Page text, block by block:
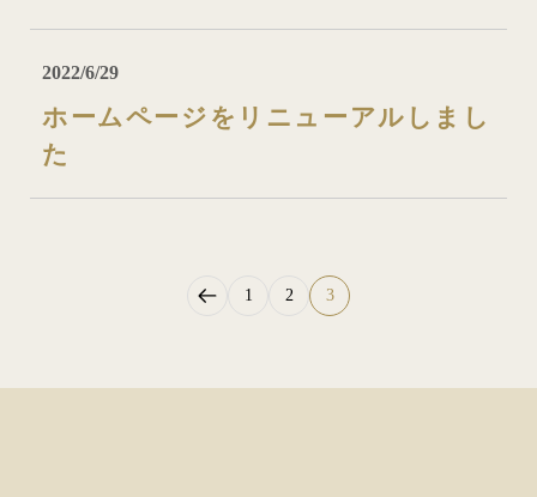
2022/6/29
ホームページをリニューアルしまし
た
1 2 3